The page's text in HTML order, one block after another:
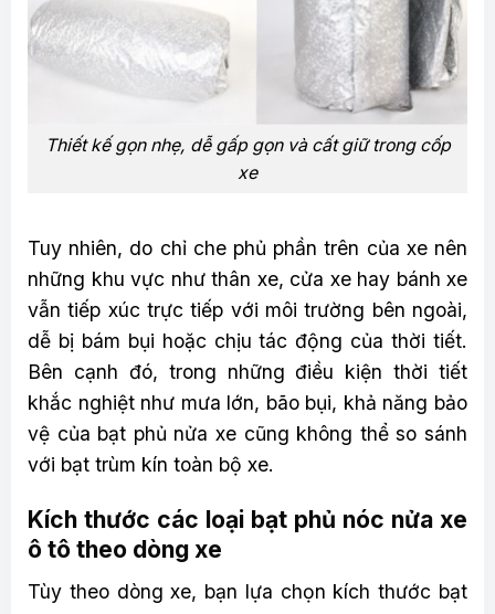
Thiết kế gọn nhẹ, dễ gấp gọn và cất giữ trong cốp
xe
Tuy nhiên, do chỉ che phủ phần trên của xe nên
những khu vực như thân xe, cửa xe hay bánh xe
vẫn tiếp xúc trực tiếp với môi trường bên ngoài,
dễ bị bám bụi hoặc chịu tác động của thời tiết.
Bên cạnh đó, trong những điều kiện thời tiết
khắc nghiệt như mưa lớn, bão bụi, khả năng bảo
vệ của bạt phủ nửa xe cũng không thể so sánh
với bạt trùm kín toàn bộ xe.
Kích thước các loại bạt phủ nóc nửa xe
ô tô theo dòng xe
Tùy theo dòng xe, bạn lựa chọn kích thước bạt